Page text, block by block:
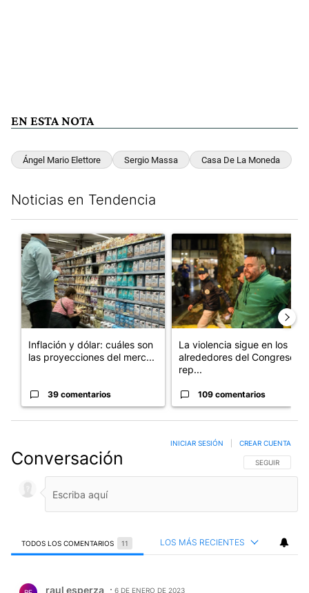
EN ESTA NOTA
Ángel Mario Elettore Sergio Massa Casa De La Moneda
Noticias en Tendencia
Un artículo de tendencia con el título "Inflación y dólar: cuáles
Inflación y dólar: cuáles son
las proyecciones del merc...
39 comentarios
Un artículo de tendencia con
La violencia sigue en los
alrededores del Congreso:
rep...
109 comentarios
Conversación SIGA ESTA
SEGUIR
INICIAR SESIÓN CREAR CUENTA
TODOS LOS COMENTARIOS 11 LOS MÁS RECIENTES
raul esperza 6 DE ENERO DE 2023